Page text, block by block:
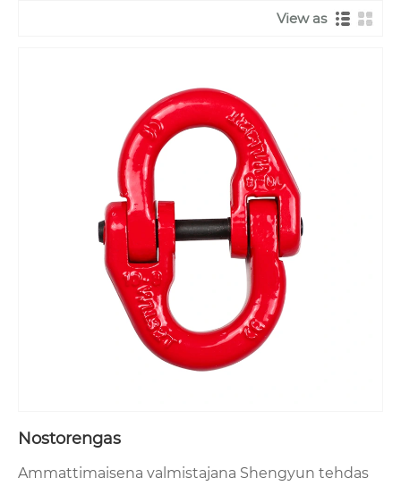
View as
Nostorengas
Ammattimaisena valmistajana Shengyun tehdas